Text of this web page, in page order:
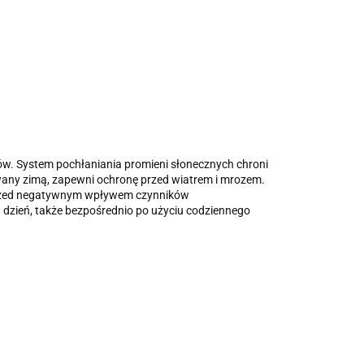
System pochłaniania promieni słonecznych chroni
zimą, zapewni ochronę przed wiatrem i mrozem.
negatywnym wpływem czynników
także bezpośrednio po użyciu codziennego